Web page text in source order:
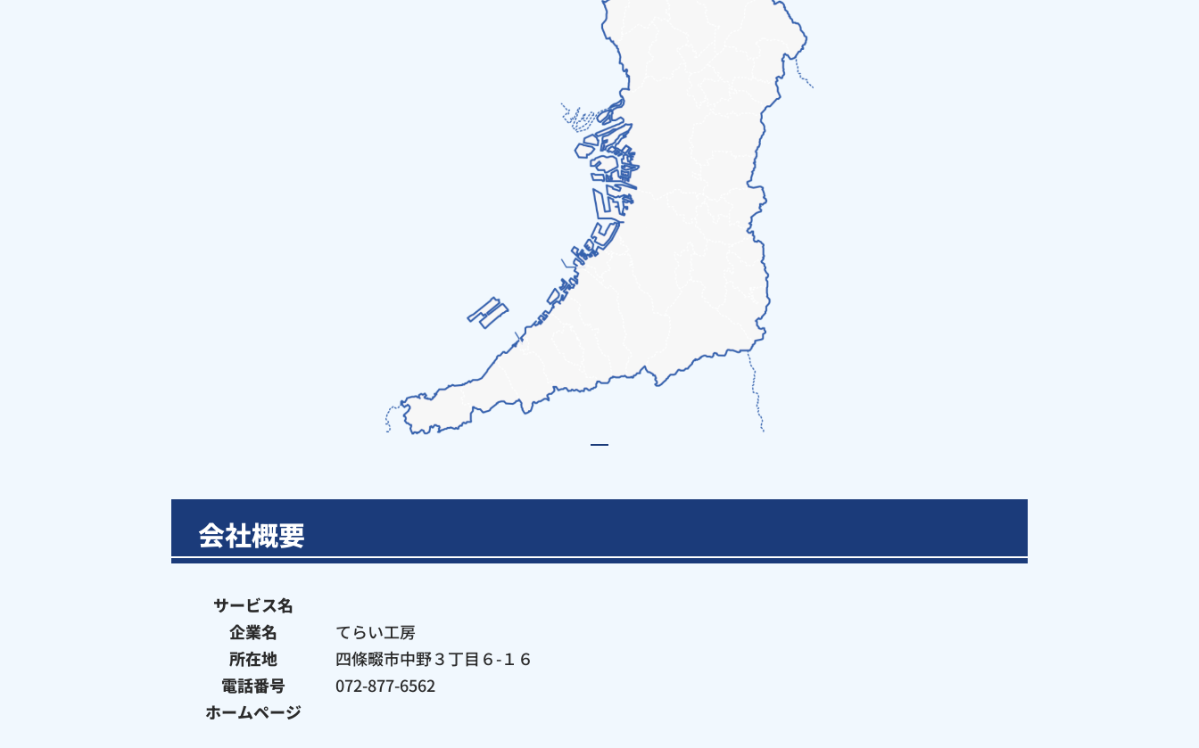
交
野
吹
田
市
四
守
寝
屋
川
市
町
摂
津
市
枚
方
市
田
市
市
木
豊
中
市
能
槻
市
会社概要
サービス名
企業名
てらい工房
所在地
四條畷市中野３丁目６-１６
電話番号
072-877-6562
ホームページ